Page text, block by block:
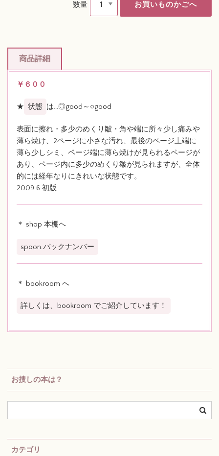
数量
商品詳細
￥６００
★ 状態 は…◎good～○good
表面に擦れ・多少のめくり皺・角や端に所々少し痛みや
薄ら焼け、2ページに小さな汚れ、最後のページ上端に
薄ら少しシミ、ページ端に薄ら焼けが見られるページが
あり、ページ内に多少のめくり皺が見られますが、全体
的には経年なりにきれいな状態です。
2009.6 初版
＊ shop 本棚へ
spoon.バックナンバー
＊ bookroom へ
詳しくは、bookroom でご紹介しています！
お捜しの本は？
カテゴリ